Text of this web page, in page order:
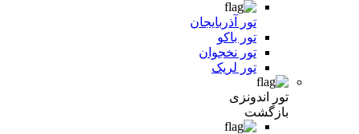
تور آذربایجان
تور باکو
تور نخجوان
تور لریک
تور اندونزی
بازگشت